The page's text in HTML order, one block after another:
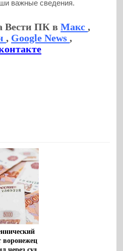
важные сведения.
Вести ПК вМакс,
, Google News,
воронежец